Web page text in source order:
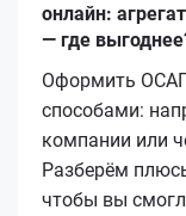
онлайн:
— где
Оформить
способами:
компании или
Разберём
чтобы вы